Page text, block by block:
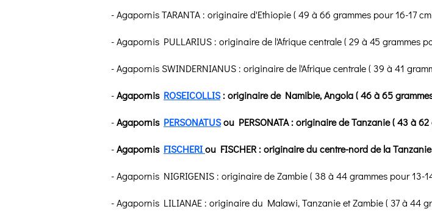
- Agapornis TARANTA : originaire d'Ethiopie ( 49 à 66 grammes pour 16-17
- Agapornis PULLARIUS : originaire de l'Afrique centrale ( 29 à 45 grammes
- Agapornis SWINDERNIANUS : originaire de l'Afrique centrale ( 39 à 41
-Agapornis ROSEICOLLIS: originaire de Namibie, Angola ( 46 à 65
-Agapornis PERSONATUSou PERSONATA : originaire de Tanzanie ( 43 à
-Agapornis FISCHERIou FISCHER : originaire du centre-nord de la
- Agapornis NIGRIGENIS : originaire de Zambie ( 38 à 44 grammes pour 13-
- Agapornis LILIANAE : originaire du Malawi, Tanzanie et Zambie ( 37 à 44